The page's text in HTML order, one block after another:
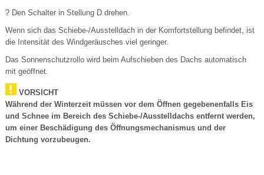
? Den Schalter in Stellung D drehen.
Wenn sich das Schiebe-/Ausstelldach in der Komfortstellung befindet, ist
die Intensität des Windgeräusches viel geringer.
Das Sonnenschutzrollo wird beim Aufschieben des Dachs automatisch
mit geöffnet.
VORSICHT
Während der Winterzeit müssen vor dem Öffnen gegebenenfalls Eis
und Schnee im Bereich des Schiebe-/Ausstelldachs entfernt werden,
um einer Beschädigung des Öffnungsmechanismus und der
Dichtung vorzubeugen.